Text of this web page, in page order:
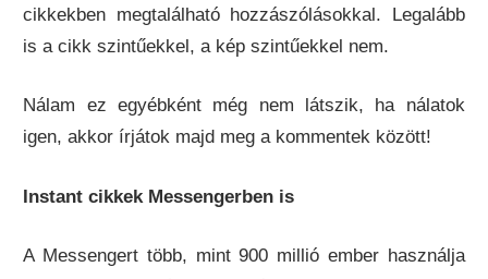
cikkekben megtalálható hozzászólásokkal. Legalább
is a cikk szintűekkel, a kép szintűekkel nem.
Nálam ez egyébként még nem látszik, ha nálatok
igen, akkor írjátok majd meg a kommentek között!
Instant cikkek Messengerben is
A Messengert több, mint 900 millió ember használja